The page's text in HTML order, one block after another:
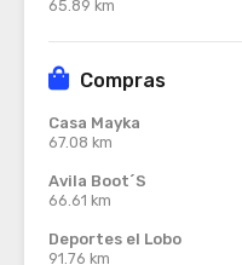
65.89 km
Compras
Casa Mayka
67.08 km
Avila Boot´S
66.61 km
Deportes el Lobo
91.76 km